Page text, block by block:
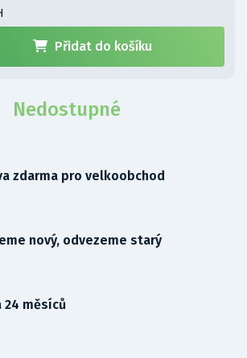
Přidat do košíku
Nedostupné
zdarma pro velkoobchod
nový, odvezeme starý
24 měsíců